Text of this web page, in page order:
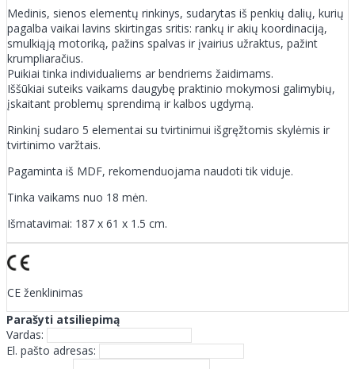
Medinis, sienos elementų rinkinys, sudarytas iš penkių dalių, kurių
pagalba vaikai lavins skirtingas sritis: rankų ir akių koordinaciją,
smulkiąją motoriką, pažins spalvas ir įvairius užraktus, pažint
krumpliaračius.
Puikiai tinka individualiems ar bendriems žaidimams.
Iššūkiai suteiks vaikams daugybę praktinio mokymosi galimybių,
įskaitant problemų sprendimą ir kalbos ugdymą.
Rinkinį sudaro 5 elementai su tvirtinimui išgręžtomis skylėmis ir
tvirtinimo varžtais.
Pagaminta iš MDF, rekomenduojama naudoti tik viduje.
Tinka vaikams nuo 18 mėn.
Išmatavimai: 187 x 61 x 1.5 cm.
CE ženklinimas
Parašyti atsiliepimą
Vardas:
El. pašto adresas: